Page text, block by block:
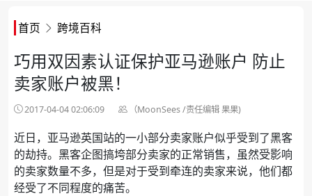
首页 跨境百科
巧用双因素认证保护亚马逊账户 防止
卖家账户被黑！
2017-04-04 02:06:09 （MoonSees /责任编辑 果果)
近日，亚马逊英国站的一小部分卖家账户似乎受到了黑客
的劫持。黑客企图搞垮部分卖家的正常销售，虽然受影响
的卖家数量不多，但是对于受到牵连的卖家来说，他们都
经受了不同程度的痛苦。